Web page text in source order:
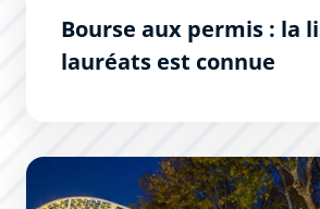
Bourse aux permis : la
lauréats est connue
La Magie de Noël